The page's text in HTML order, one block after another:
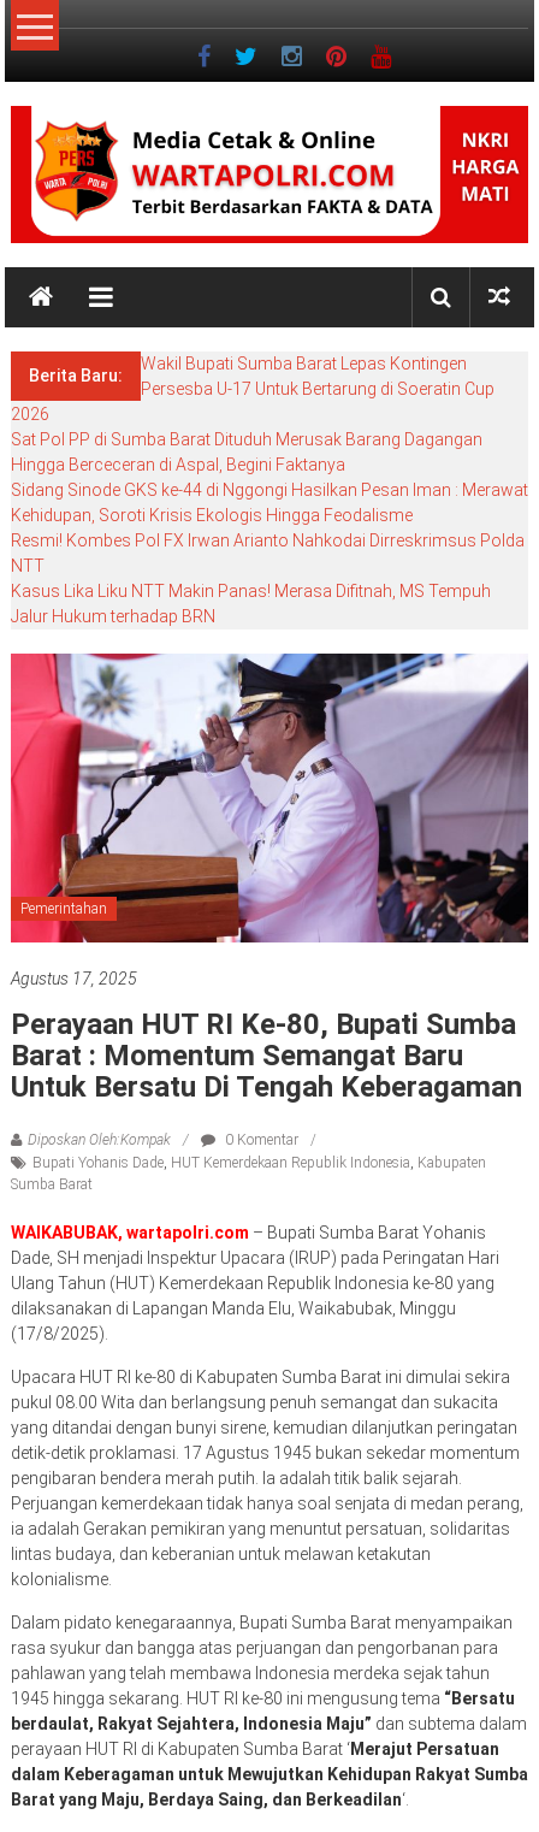
Lompat
ke
NKRI
NKRI
MATIBerita Baru:
Wakil Bupati Sumba Barat Lepas Kontingen
Persesba U-17 Untuk Bertarung di Soeratin Cup
2026
Sat Pol PP di Sumba Barat Dituduh Merusak Barang Dagangan
Hingga Berceceran di Aspal, Begini Faktanya
Sidang Sinode GKS ke-44 di Nggongi Hasilkan Pesan Iman : Merawat
Kehidupan, Soroti Krisis Ekologis Hingga Feodalisme
Resmi! Kombes Pol FX Irwan Arianto Nahkodai Dirreskrimsus Polda
NTT
Kasus Lika Liku NTT Makin Panas! Merasa Difitnah, MS Tempuh
Jalur Hukum terhadap BRN
Pemerintahan
Agustus 17, 2025
Perayaan HUT RI Ke-80, Bupati Sumba
Barat : Momentum Semangat Baru
Untuk Bersatu Di Tengah Keberagaman
Diposkan Oleh:Kompak
0 Komentar
Bupati Yohanis Dade, HUT Kemerdekaan Republik Indonesia, Kabupaten
Sumba Barat
WAIKABUBAK, wartapolri.com – Bupati Sumba Barat Yohanis
Dade, SH menjadi Inspektur Upacara (IRUP) pada Peringatan Hari
Ulang Tahun (HUT) Kemerdekaan Republik Indonesia ke-80 yang
dilaksanakan di Lapangan Manda Elu, Waikabubak, Minggu
(17/8/2025).
Upacara HUT RI ke-80 di Kabupaten Sumba Barat ini dimulai sekira
pukul 08.00 Wita dan berlangsung penuh semangat dan sukacita
yang ditandai dengan bunyi sirene, kemudian dilanjutkan peringatan
detik-detik proklamasi. 17 Agustus 1945 bukan sekedar momentum
pengibaran bendera merah putih. la adalah titik balik sejarah.
Perjuangan kemerdekaan tidak hanya soal senjata di medan perang,
ia adalah Gerakan pemikiran yang menuntut persatuan, solidaritas
lintas budaya, dan keberanian untuk melawan ketakutan
kolonialisme.
Dalam pidato kenegaraannya, Bupati Sumba Barat menyampaikan
rasa syukur dan bangga atas perjuangan dan pengorbanan para
pahlawan yang telah membawa Indonesia merdeka sejak tahun
1945 hingga sekarang. HUT RI ke-80 ini mengusung tema “Bersatu
berdaulat, Rakyat Sejahtera, Indonesia Maju” dan subtema dalam
perayaan HUT RI di Kabupaten Sumba Barat ‘Merajut Persatuan
dalam Keberagaman untuk Mewujutkan Kehidupan Rakyat Sumba
Barat yang Maju, Berdaya Saing, dan Berkeadilan‘.